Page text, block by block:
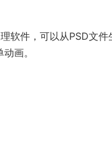
件，可以从PSD文件
画。